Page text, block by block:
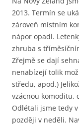
2013. Termín se
zároveň místním
nápor opadl.
zhruba s
Zřejmě se dají
nenabízejí tolik
středu, apod.)
vzácnou komoditu,
Odlétali jsme tedy
později v neděli.